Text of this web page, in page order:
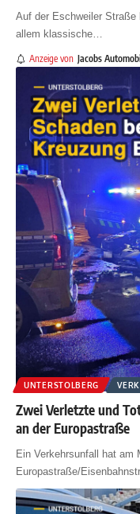
Auf der Eschweiler Straße
allem klassische
Anzeige von Jacobs
UNTERSTOLBERG
Zwei Verletzte und
an der Europastraße
Ein Verkehrsunfall hat am
Europastraße/